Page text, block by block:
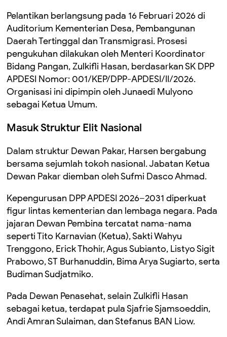
Pelantikan berlangsung pada 16 Februari 2026 di
Auditorium Kementerian Desa, Pembangunan
Daerah Tertinggal dan Transmigrasi. Prosesi
pengukuhan dilakukan oleh Menteri Koordinator
Bidang Pangan,Zulkifli Hasan, berdasarkan SK DPP
APDESI Nomor: 001/KEP/DPP-APDESI/II/2026.
Organisasi ini dipimpin olehJunaedi Mulyono
sebagai Ketua Umum.
Masuk Struktur Elit Nasional
Dalam struktur Dewan Pakar, Harsen bergabung
bersama sejumlah tokoh nasional. Jabatan Ketua
Dewan Pakar diemban olehSufmi Dasco Ahmad.
Kepengurusan DPP APDESI 2026–2031 diperkuat
figur lintas kementerian dan lembaga negara. Pada
jajaran Dewan Pembina tercatat nama-nama
sepertiTito Karnavian (Ketua),Sakti Wahyu
Trenggono, Erick Thohir,Agus Subianto, Listyo Sigit
Prabowo,ST Burhanuddin, Bima Arya Sugiarto, serta
Budiman Sudjatmiko.
Pada Dewan Penasehat, selain Zulkifli Hasan
sebagai ketua, terdapat pulaSjafrie Sjamsoeddin,
Andi Amran Sulaiman, danStefanus BAN Liow.